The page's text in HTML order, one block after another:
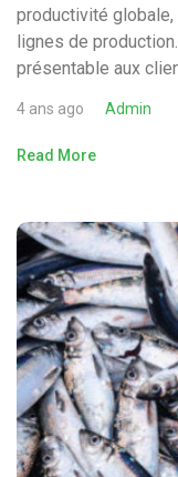
productivité
lignes de
présentable aux
4 ans ago Admin
Read More